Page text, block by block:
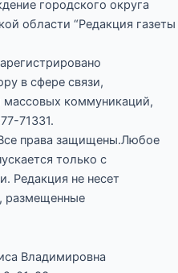
городского округа
области “Редакция газеты
в сфере связи,
коммуникаций,
71331.
Все права защищены.Любое
только с
Редакция не несет
размещенные
Владимировна